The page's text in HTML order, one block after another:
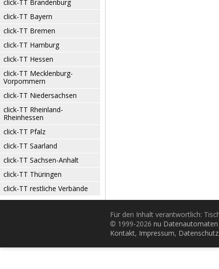
click-TT Brandenburg
click-TT Bayern
click-TT Bremen
click-TT Hamburg
click-TT Hessen
click-TT Mecklenburg-
Vorpommern
click-TT Niedersachsen
click-TT Rheinland-
Rheinhessen
click-TT Pfalz
click-TT Saarland
click-TT Sachsen-Anhalt
click-TT Thüringen
click-TT restliche Verbände
Für den Inhalt verantwortlich:
© 1999-2026 nu
Kontakt, Impressum, Datenschutz